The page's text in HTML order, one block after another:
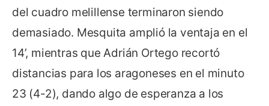
del cuadro melillense terminaron siendo
demasiado. Mesquita amplió la ventaja en el
14’, mientras que Adrián Ortego recortó
distancias para los aragoneses en el minuto
23 (4-2), dando algo de esperanza a los